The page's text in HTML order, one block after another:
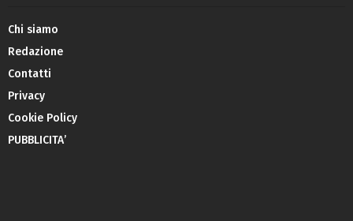
Chi siamo
Redazione
Contatti
Privacy
Cookie Policy
PUBBLICITA’